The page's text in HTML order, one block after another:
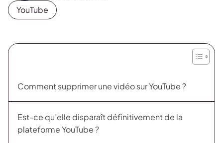
YouTube
Comment supprimer une vidéo sur YouTube ?
Est-ce qu’elle disparaît définitivement de la
plateforme YouTube ?